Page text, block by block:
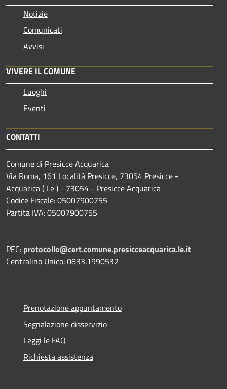
Notizie
Comunicati
Avvisi
VIVERE IL COMUNE
Luoghi
Eventi
CONTATTI
Comune di Presicce Acquarica
Via Roma, 161 Località Presicce, 73054 Presicce -
Acquarica ( Le ) - 73054 - Presicce Acquarica
Codice Fiscale: 05007900755
Partita IVA: 05007900755
PEC: protocollo@cert.comune.presicceacquarica.le.it
Centralino Unico: 0833.1990532
Prenotazione appuntamento
Segnalazione disservizio
Leggi le FAQ
Richiesta assistenza